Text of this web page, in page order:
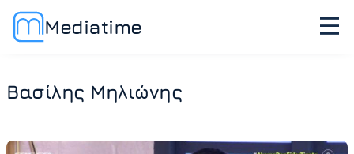
Mediatime
Βασίλης Μηλιώνης